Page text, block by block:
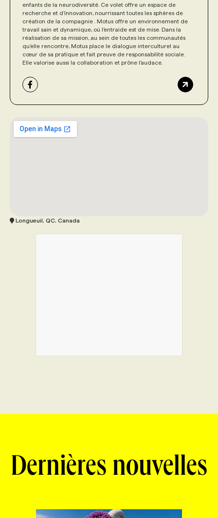
enfants de la neurodiversité. Ce volet offre un espace de
recherche et d’innovation, nourrissant toutes les sphères de
création de la compagnie . Motus offre un environnement de
travail sain et dynamique, où l’entraide est de mise. Dans la
réalisation de sa mission, au sein de toutes les communautés
qu’elle rencontre, Motus place le dialogue interculturel au
cœur de sa pratique et fait preuve de responsabilité sociale.
Elle valorise aussi la collaboration et prône l’audace.
Longueuil, QC, Canada
Dernières nouvelles